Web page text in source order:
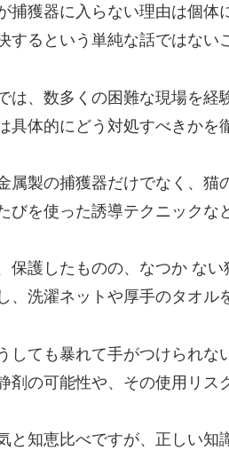
捕獲器に入らない理由は個
するという単純な話ではない
は、数多くの困難な現場を経
具体的にどう対処すべきかを
属製の捕獲器だけでなく、猫
びを使った誘導テクニックな
保護したものの、なつか な
、洗濯ネットや厚手のタオル
しても暴れて手がつけられ
剤の可能性や、その使用リス
と知恵比べですが、正しい知